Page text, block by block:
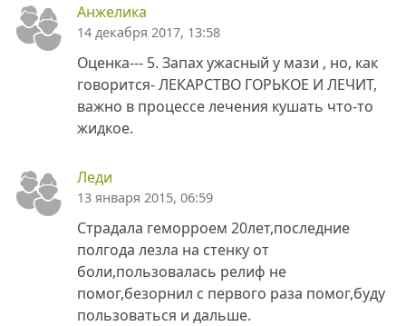
Анжелика
14 декабря 2017, 13:58
Оценка--- 5. Запах ужасный у мази , но, как
говорится- ЛЕКАРСТВО ГОРЬКОЕ И ЛЕЧИТ,
важно в процессе лечения кушать что-то
жидкое.
Леди
13 января 2015, 06:59
Страдала геморроем 20лет,последние
полгода лезла на стенку от
боли,пользовалась релиф не
помог,безорнил с первого раза помог,буду
пользоваться и дальше.